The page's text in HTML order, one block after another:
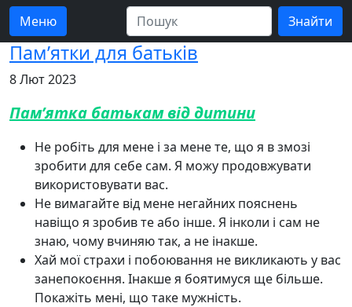
Меню
Пам’ятки для батьків
8 Лют 2023
Пам’ятка батькам від дитини
Не робіть для мене і за мене те, що я в змозі
зробити для себе сам. Я можу продовжувати
використовувати вас.
Не вимагайте від мене негайних пояснень
навіщо я зробив те або інше. Я інколи і сам не
знаю, чому вчиняю так, а не інакше.
Хай мої страхи і побоювання не викликають у вас
занепокоєння. Інакше я боятимуся ще більше.
Покажіть мені, що таке мужність.